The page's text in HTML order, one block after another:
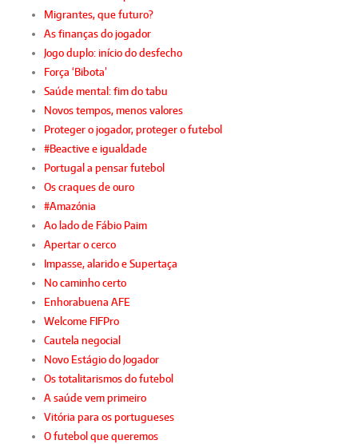
Migrantes, que futuro?
As finanças do jogador
Jogo duplo: início do desfecho
Força ‘Bibota’
Saúde mental: fim do tabu
Novos tempos, menos valores
Proteger o jogador, proteger o futebol
#Beactive e igualdade
Portugal a pensar futebol
Os craques de ouro
#Amazónia
Ao lado de Fábio Paim
Apertar o cerco
Impasse, alarido e Supertaça
No caminho certo
Enhorabuena AFE
Welcome FIFPro
Cautela negocial
Novo Estágio do Jogador
Os totalitarismos do futebol
A saúde vem primeiro
Vitória para os portugueses
O futebol que queremos